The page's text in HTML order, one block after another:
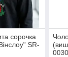
сорочка
SR-